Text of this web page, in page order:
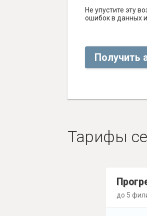
Не упустите эту
ошибок в данных
Получить
Тарифы
до 5